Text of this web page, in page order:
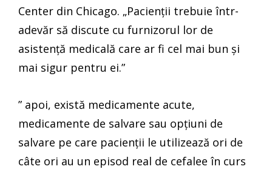
Center din Chicago. „Pacienții trebuie într-
adevăr să discute cu furnizorul lor de
asistență medicală care ar fi cel mai bun și
mai sigur pentru ei.”
” apoi, există medicamente acute,
medicamente de salvare sau opțiuni de
salvare pe care pacienții le utilizează ori de
câte ori au un episod real de cefalee în curs